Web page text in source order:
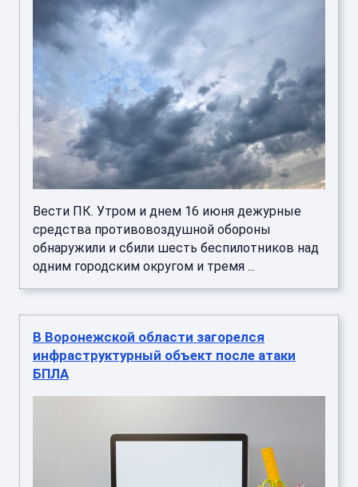
Вести ПК. Утром и днем 16 июня дежурные
средства противовоздушной обороны
обнаружили и сбили шесть беспилотников над
одним городским округом и тремя ...
В Воронежской области загорелся
инфраструктурный объект после атаки
БПЛА